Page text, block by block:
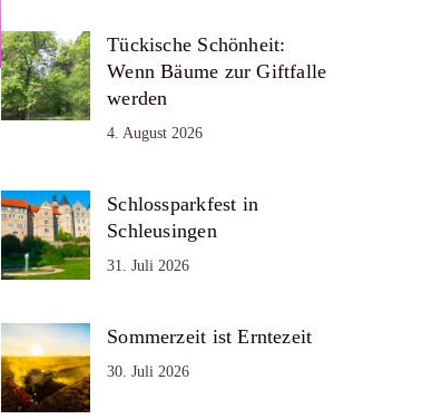
Tückische Schönheit:
Wenn Bäume zur Giftfalle
werden
4. August 2026
Schlossparkfest in
Schleusingen
31. Juli 2026
Sommerzeit ist Erntezeit
30. Juli 2026